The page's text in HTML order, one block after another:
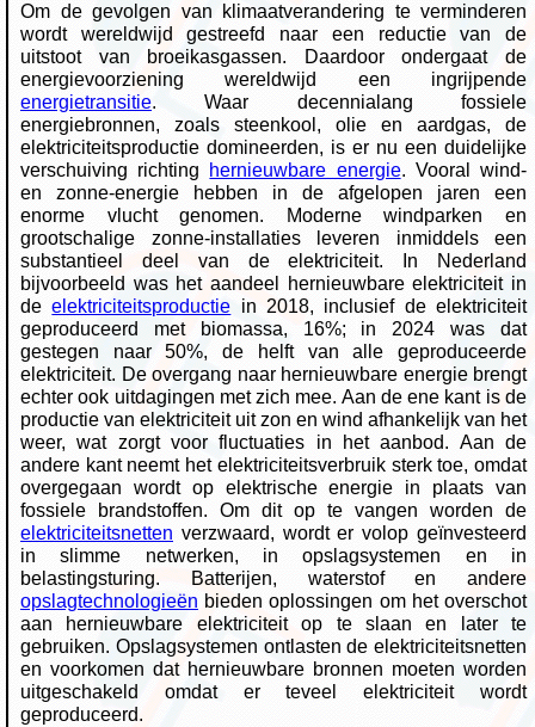
Om de gevolgen van klimaatverandering te verminderen
wordt wereldwijd gestreefd naar een reductie van de
uitstoot van broeikasgassen. Daardoor ondergaat de
energievoorziening wereldwijd een ingrijpende
energietransitie. Waar decennialang fossiele
energiebronnen, zoals steenkool, olie en aardgas, de
elektriciteitsproductie domineerden, is er nu een duidelijke
verschuiving richting hernieuwbare energie. Vooral wind-
en zonne-energie hebben in de afgelopen jaren een
enorme vlucht genomen. Moderne windparken en
grootschalige zonne-installaties leveren inmiddels een
substantieel deel van de elektriciteit. In Nederland
bijvoorbeeld was het aandeel hernieuwbare elektriciteit in
deelektriciteitsproductie in 2018, inclusief de elektriciteit
geproduceerd met biomassa, 16%; in 2024 was dat
gestegen naar 50%, de helft van alle geproduceerde
elektriciteit. De overgang naar hernieuwbare energie brengt
echter ook uitdagingen met zich mee. Aan de ene kant is de
productie van elektriciteit uit zon en wind afhankelijk van het
weer, wat zorgt voor fluctuaties in het aanbod. Aan de
andere kant neemt het elektriciteitsverbruik sterk toe, omdat
overgegaan wordt op elektrische energie in plaats van
fossiele brandstoffen. Om dit op te vangen worden de
elektriciteitsnetten verzwaard, wordt er volop geïnvesteerd
in slimme netwerken, in opslagsystemen en in
belastingsturing. Batterijen, waterstof en andere
opslagtechnologieën bieden oplossingen om het overschot
aan hernieuwbare elektriciteit op te slaan en later te
gebruiken. Opslagsystemen ontlasten de elektriciteitsnetten
en voorkomen dat hernieuwbare bronnen moeten worden
uitgeschakeld omdat er teveel elektriciteit wordt
geproduceerd.